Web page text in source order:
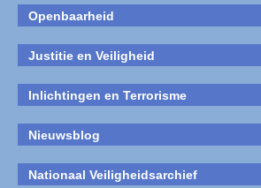
Openbaarheid
Justitie en Veiligheid
Inlichtingen en Terrorisme
Nieuwsblog
Nationaal Veiligheidsarchief